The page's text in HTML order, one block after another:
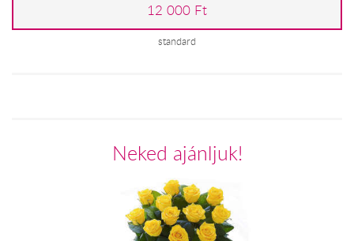
12 000 Ft
standard
Neked ajánljuk!